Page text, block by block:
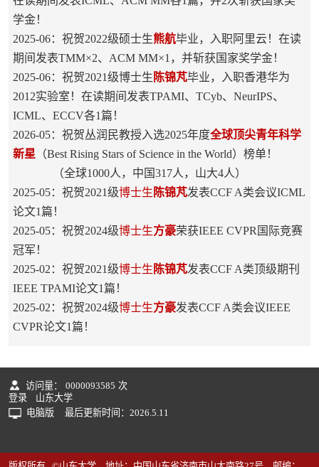
学金！
2025-06：祝贺2022级硕士生熊航毕业，入职阿里云！在读
期间发表TMM×2、ACM MM×1，并斩获国家奖学金！
2025-06：祝贺2021级博士生 陈锦芃毕业，入职香港华为
2012实验室！在读期间发表TPAMI、TCyb、NeurIPS、
ICML、ECCV各1篇！
2026-05：祝贺丛润民教授入选2025年度全球顶尖青年科学
新星 （Best Rising Stars of Science in the World）榜单！
（全球1000人，中国317人，山大4人）
2025-05：祝贺2021级博士生 陈锦芃发表CCF A类会议ICML
论文1篇！
2025-05：祝贺2024级博士生方豪荣获IEEE CVPR国际竞赛
冠军！
2025-02：祝贺2021级博士生 陈锦芃发表CCF A类顶级期刊
IEEE TPAMI论文1篇！
2025-02：祝贺2024级博士生方豪发表CCF A类会议IEEE
CVPR论文1篇！
访问量： 0000093585 次
登录
山东大学
电脑版
最后更新时间： 2026.5.11